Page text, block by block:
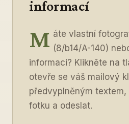
informací
M áte vlastní
(8/b14/A-140)
informaci? Klikněte na
otevře se váš mailový
předvyplněným
fotku a odeslat.